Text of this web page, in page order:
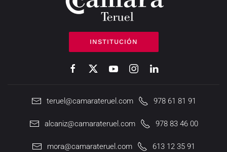
INSTITUCIÓN
teruel@camarateruel.com 978 61 81 91
alcaniz@camarateruel.com 978 83 46 00
mora@camarateruel.com 613 12 35 91